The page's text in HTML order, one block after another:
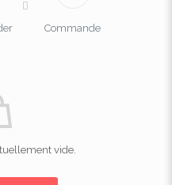
Commande
vide.